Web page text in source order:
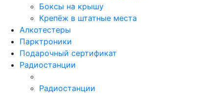
Боксы на крышу
Крепёж в штатные места
Алкотестеры
Парктроники
Подарочный сертификат
Радиостанции
Радиостанции